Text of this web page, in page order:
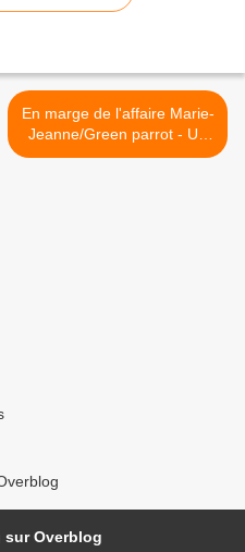
En marge de l'affaire Marie-
Jeanne/Green parrot - Un
magistrat martiniquais au
sur Overblog